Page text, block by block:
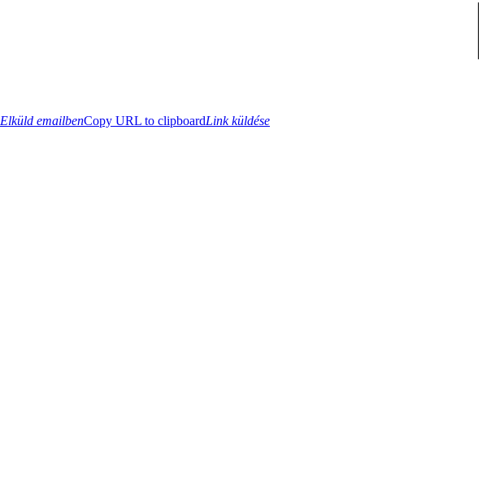
Elküld emailbenCopy URL to clipboardLink küldése